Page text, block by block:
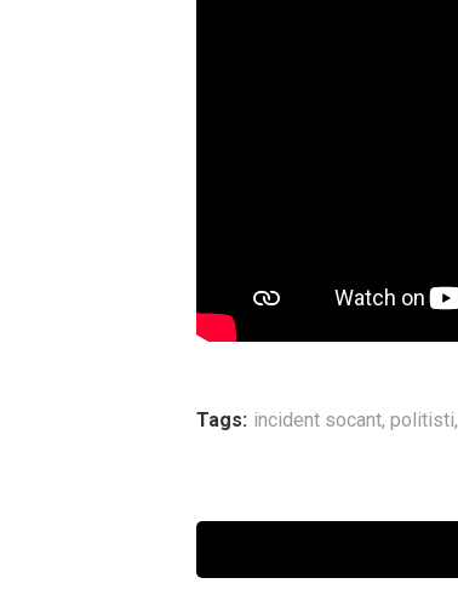
Tags: incident socant, politisti,